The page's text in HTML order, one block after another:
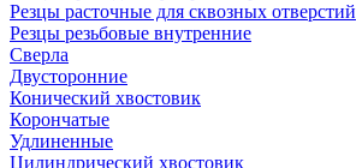
Резцы расточные для сквозных отверстий
Резцы резьбовые внутренние
Сверла
Двусторонние
Конический хвостовик
Корончатые
Удлиненные
Цилиндрический хвостовик